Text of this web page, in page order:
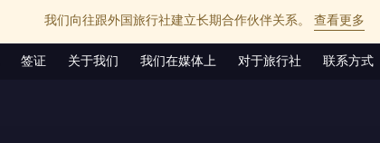
我们向往跟外国旅行社建立长期合作伙伴关系。 查看更多
签证 关于我们 我们在媒体上 对于旅行社 联系方式